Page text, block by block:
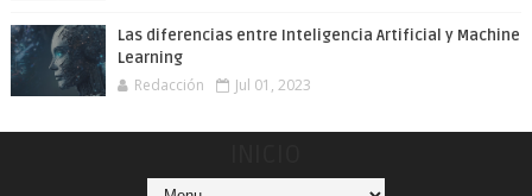
Las diferencias entre Inteligencia Artificial y Machine
Learning
Redacción Jul 01, 2023